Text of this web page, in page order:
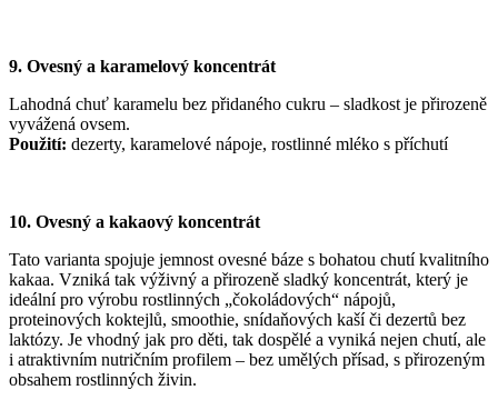
9. Ovesný a karamelový koncentrát
Lahodná chuť karamelu bez přidaného cukru – sladkost je přirozeně
vyvážená ovsem.
Použití: dezerty, karamelové nápoje, rostlinné mléko s příchutí
10. Ovesný a kakaový koncentrát
Tato varianta spojuje jemnost ovesné báze s bohatou chutí kvalitního
kakaa. Vzniká tak výživný a přirozeně sladký koncentrát, který je
ideální pro výrobu rostlinných „čokoládových“ nápojů,
proteinových koktejlů, smoothie, snídaňových kaší či dezertů bez
laktózy. Je vhodný jak pro děti, tak dospělé a vyniká nejen chutí, ale
i atraktivním nutričním profilem – bez umělých přísad, s přirozeným
obsahem rostlinných živin.